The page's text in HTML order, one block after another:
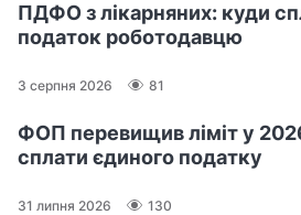
ПДФО з лікарняних: куди
податок роботодавцю
3 серпня 2026 81
ФОП перевищив ліміт у
сплати єдиного податку
31 липня 2026 130